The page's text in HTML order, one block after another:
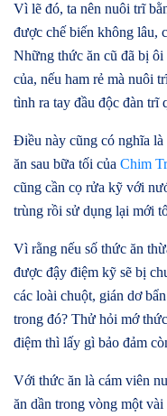
Vì lẽ đó, ta nên nuôi trĩ
được chế biến không lâu,
Những thức ăn cũ đã bị
của, nếu ham rẻ mà nuôi
tình ra tay đầu độc đàn trĩ
Điều này cũng có nghĩa
ăn sau bữa tối của Chim
cũng cần cọ rửa kỹ với
trùng rồi sử dụng lại mới
Vì rằng nếu số thức ăn
được đậy điệm kỹ sẽ bị
các loài chuột, gián dơ
trong đó? Thử hỏi mớ
điệm thì lấy gì bảo đảm
Với thức ăn là cám viên
ăn dần trong vòng một